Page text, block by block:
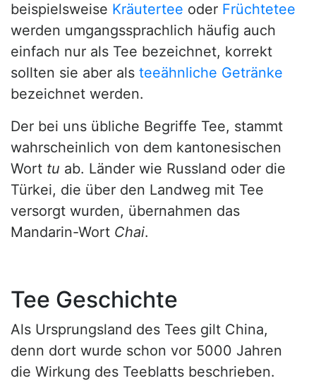
beispielsweise Kräutertee oder Früchtetee
werden umgangssprachlich häufig auch
einfach nur als Tee bezeichnet, korrekt
sollten sie aber als teeähnliche Getränke
bezeichnet werden.
Der bei uns übliche Begriffe Tee, stammt
wahrscheinlich von dem kantonesischen
Wort tu ab. Länder wie Russland oder die
Türkei, die über den Landweg mit Tee
versorgt wurden, übernahmen das
Mandarin-Wort Chai.
Tee Geschichte
Als Ursprungsland des Tees gilt China,
denn dort wurde schon vor 5000 Jahren
die Wirkung des Teeblatts beschrieben.